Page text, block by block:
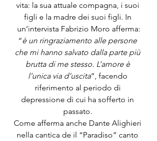
vita: la sua attuale compagna, i suoi
figli e la madre dei suoi figli. In
un’intervista Fabrizio Moro afferma:
“è un ringraziamento alle persone
che mi hanno salvato dalla parte più
brutta di me stesso. L’amore è
l’unica via d’uscita”, facendo
riferimento al periodo di
depressione di cui ha sofferto in
passato.
Come afferma anche Dante Alighieri
nella cantica de il “Paradiso” canto